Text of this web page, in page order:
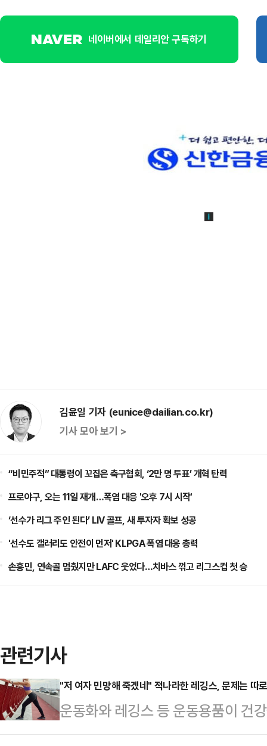
네이버에서 데일리안 구독하기
김윤일 기자 (eunice@dailian.co.kr)
기사 모아 보기 >
“비민주적” 대통령이 꼬집은 축구협회, ‘2만 명 투표’ 개혁 탄력
프로야구, 오는 11일 재개…폭염 대응 '오후 7시 시작'
‘선수가 리그 주인 된다’ LIV 골프, 새 투자자 확보 성공
'선수도 갤러리도 안전이 먼저' KLPGA 폭염 대응 총력
손흥민, 연속골 멈췄지만 LAFC 웃었다…치바스 꺾고 리그스컵 첫 승
관련기사
"저 여자 민망해 죽겠네" 적나라한 레깅스, 문제는 따
운동화와 레깅스 등 운동용품이 건
다.16일 관련업계에 따르면 영국